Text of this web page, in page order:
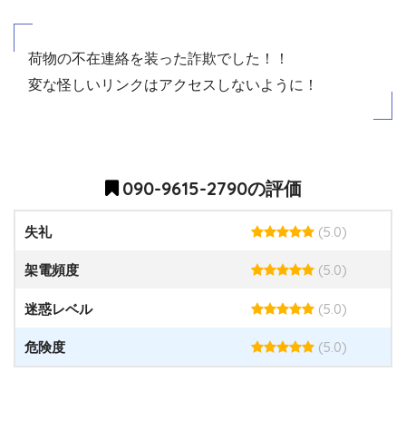
荷物の不在連絡を装った詐欺でした！！
変な怪しいリンクはアクセスしないように！
090-9615-2790の評価
失礼 (5.0)
架電頻度 (5.0)
迷惑レベル (5.0)
危険度 (5.0)